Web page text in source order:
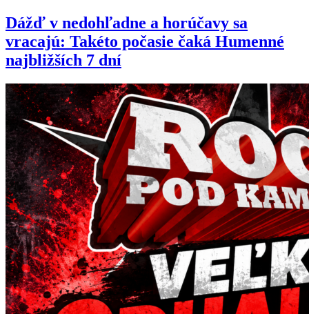
Dážď v nedohľadne a horúčavy sa
vracajú: Takéto počasie čaká Humenné
najbližších 7 dní